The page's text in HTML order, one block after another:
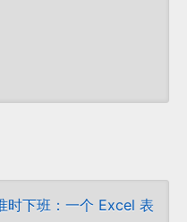
时下班：一个 Excel 表